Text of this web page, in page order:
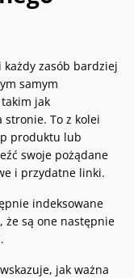
zasób bardziej
samym
jak
stronie. To z kolei
produktu lub
swoje pożądane
i przydatne linki.
indeksowane
że są one następnie
jak ważna